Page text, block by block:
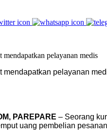
mendapatkan pelayanan
PAREPARE – Seorang
uang pembelian